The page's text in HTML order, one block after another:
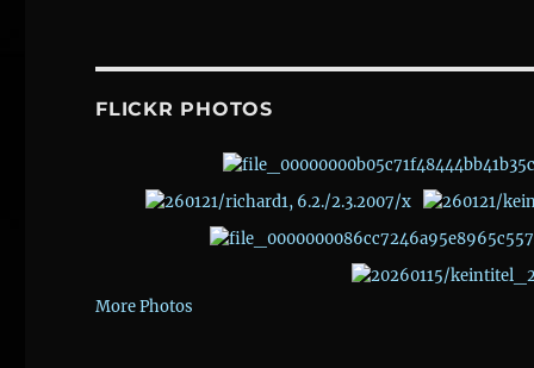
FLICKR PHOTOS
More Photos